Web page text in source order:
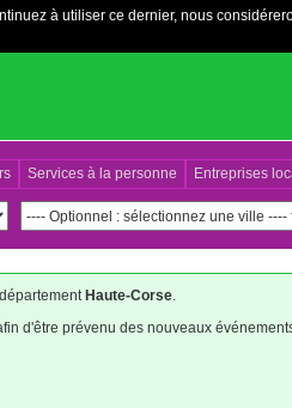
à utiliser ce dernier, nous
Services à la personne Entreprises
Haute-Corse.
d'être prévenu des nouveaux